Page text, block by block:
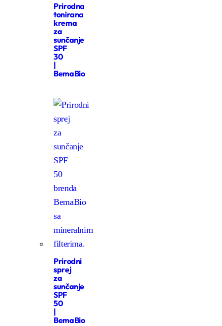
Prirodna
tonirana
krema
za
sunčanje
SPF
30
|
BemaBio
Prirodni
sprej
za
sunčanje
SPF
50
|
BemaBio